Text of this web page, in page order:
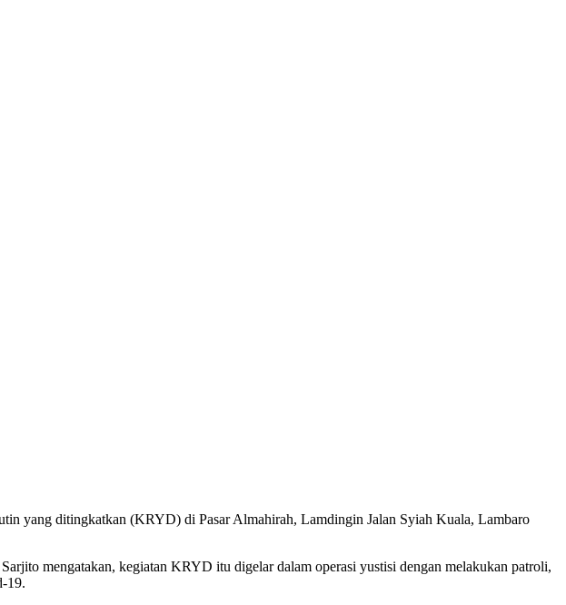
yang ditingkatkan (KRYD) di Pasar Almahirah, Lamdingin Jalan Syiah Kuala, Lambaro
mengatakan, kegiatan KRYD itu digelar dalam operasi yustisi dengan melakukan patroli,
19.